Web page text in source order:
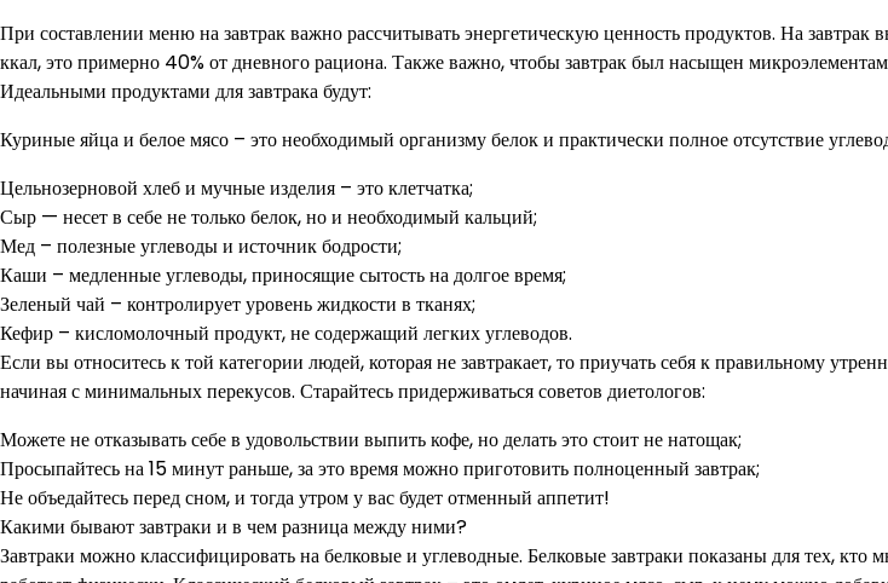
При составлении меню на завтрак важно рассчитывать энергетическую ценность продуктов. На
ккал, это примерно 40% от дневного рациона. Также важно, чтобы завтрак был насыщен
Идеальными продуктами для завтрака будут:
Куриные яйца и белое мясо – это необходимый организму белок и практически полное отсутствие
Цельнозерновой хлеб и мучные изделия – это клетчатка;
Сыр — несет в себе не только белок, но и необходимый кальций;
Мед – полезные углеводы и источник бодрости;
Каши – медленные углеводы, приносящие сытость на долгое время;
Зеленый чай – контролирует уровень жидкости в тканях;
Кефир – кисломолочный продукт, не содержащий легких углеводов.
Если вы относитесь к той категории людей, которая не завтракает, то приучать себя к правильному
начиная с минимальных перекусов. Старайтесь придерживаться советов диетологов:
Можете не отказывать себе в удовольствии выпить кофе, но делать это стоит не натощак;
Просыпайтесь на 15 минут раньше, за это время можно приготовить полноценный завтрак;
Не объедайтесь перед сном, и тогда утром у вас будет отменный аппетит!
Какими бывают завтраки и в чем разница между ними?
Завтраки можно классифицировать на белковые и углеводные. Белковые завтраки показаны для тех, кто